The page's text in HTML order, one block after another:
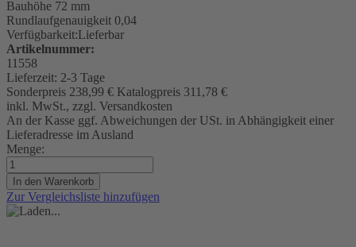
Bauhöhe 72 mm
Rundlaufgenauigkeit 0,04
Verfügbarkeit:Lieferbar
Artikelnummer:
11558
Lieferzeit: 2-3 Tage
Sonderpreis 238,99 € Katalogpreis 311,78 €
inkl. MwSt., zzgl. Versandkosten
An der Kasse ggf. Abweichungen der USt. in Abhängigkeit einer
Lieferadresse im Ausland
Menge:
In den Warenkorb
Zur Vergleichsliste hinzufügen